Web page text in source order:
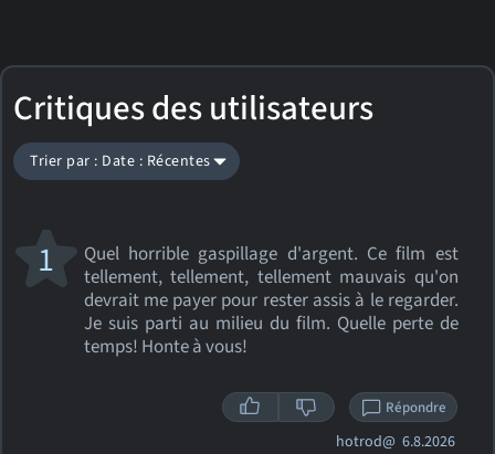
Critiques des utilisateurs
Trier par : Date : Récentes
Quel horrible gaspillage d'argent. Ce film est
tellement, tellement, tellement mauvais qu'on
devrait me payer pour rester assis à le regarder.
Je suis parti au milieu du film. Quelle perte de
temps! Honte à vous!
1
Répondre
hotrod@ 6.8.2026